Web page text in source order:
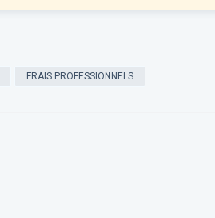
FRAIS PROFESSIONNELS